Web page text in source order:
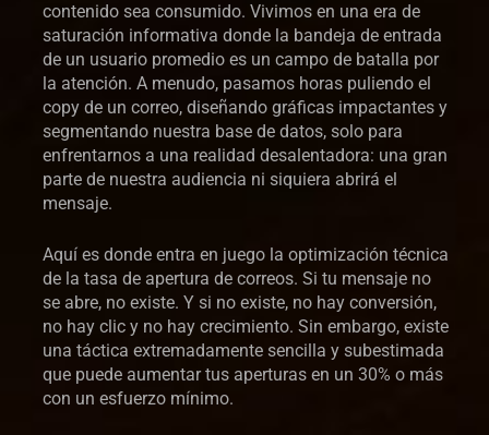
contenido sea consumido. Vivimos en una era de
saturación informativa donde la bandeja de entrada
de un usuario promedio es un campo de batalla por
la atención. A menudo, pasamos horas puliendo el
copy de un correo, diseñando gráficas impactantes y
segmentando nuestra base de datos, solo para
enfrentarnos a una realidad desalentadora: una gran
parte de nuestra audiencia ni siquiera abrirá el
mensaje.
Aquí es donde entra en juego la optimización técnica
de la tasa de apertura de correos. Si tu mensaje no
se abre, no existe. Y si no existe, no hay conversión,
no hay clic y no hay crecimiento. Sin embargo, existe
una táctica extremadamente sencilla y subestimada
que puede aumentar tus aperturas en un 30% o más
con un esfuerzo mínimo.